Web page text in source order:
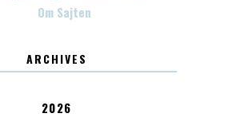
Om Sajten
ARCHIVES
2026